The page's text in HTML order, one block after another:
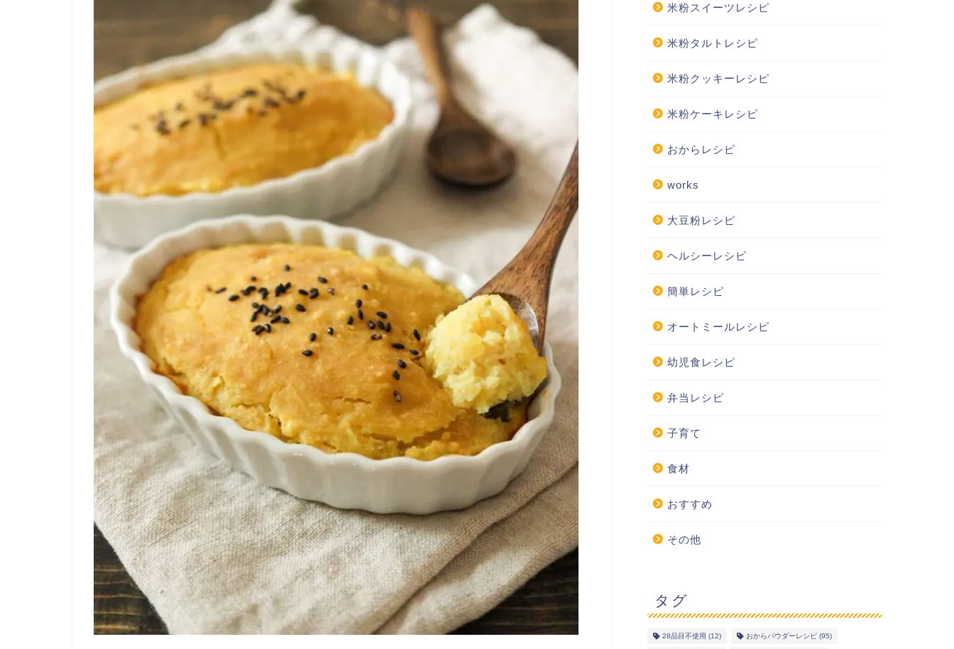
米粉スイーツレシピ
米粉タルトレシピ
米粉クッキーレシピ
米粉ケーキレシピ
おからレシピ
works
大豆粉レシピ
ヘルシーレシピ
簡単レシピ
オートミールレシピ
幼児食レシピ
弁当レシピ
子育て
食材
おすすめ
その他
タグ
28品目不使用 (12) おからパウダーレシピ(95)